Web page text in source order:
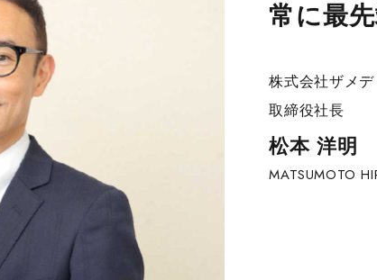
常に最
株式会社ザメ
取締役社長
松本 洋明
MATSUMOTO